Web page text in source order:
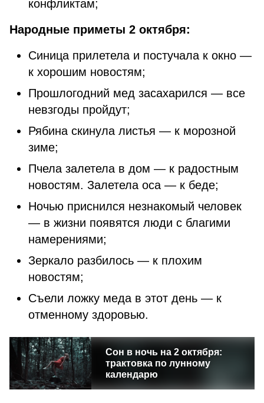
конфликтам;
Народные приметы 2 октября:
Синица прилетела и постучала к окно —
к хорошим новостям;
Прошлогодний мед засахарился — все
невзгоды пройдут;
Рябина скинула листья — к морозной
зиме;
Пчела залетела в дом — к радостным
новостям. Залетела оса — к беде;
Ночью приснился незнакомый человек
— в жизни появятся люди с благими
намерениями;
Зеркало разбилось — к плохим
новостям;
Съели ложку меда в этот день — к
отменному здоровью.
Сон в ночь на 2 октября:
трактовка по лунному
календарю